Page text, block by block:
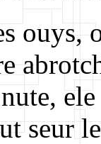
seur